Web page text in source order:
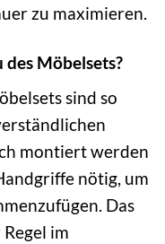
zu maximieren.
Möbelsets?
sind so
montiert werden
nötig, um
Das
im